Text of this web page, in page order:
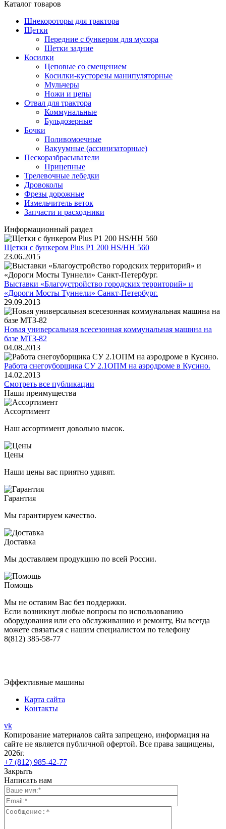
Каталог товаров
Шнекороторы для трактора
Щетки
Передние с бункером для мусора
Щетки задние
Косилки
Цеповые со смещением
Косилки-кусторезы манипуляторные
Мульчеры
Ножи и цепы
Отвал для трактора
Коммунальные
Бульдозерные
Бочки
Поливомоечные
Вакуумные (ассинизаторные)
Пескоразбрасыватели
Прицепные
Трелевочные лебедки
Дровоколы
Фрезы дорожные
Измельчитель веток
Запчасти и расходники
Информационный раздел
Щетки с бункером Plus P1 200 HS/HH 560
23.06.2015
Выставки «Благоустройство городских территорий» и
«Дороги Мосты Туннели» Санкт-Петербург.
29.09.2013
Новая универсальная всесезонная коммунальная машина на
базе МТЗ-82
04.08.2013
Работа снегоуборщика СУ 2.1ОПМ на аэродроме в Кусино.
14.02.2013
Смотреть все публикации
Наши преимущества
Ассортимент
Наш ассортимент довольно высок.
Цены
Наши цены вас приятно удивят.
Гарантия
Мы гарантируем качество.
Доставка
Мы доставляем продукцию по всей России.
Помощь
Мы не оставим Вас без поддержки.
Если возникнут любые вопросы по использованию
оборудования или его обслуживанию и ремонту, Вы всегда
можете связаться с нашим специалистом по телефону
8(812) 385-58-77
Эффективные машины
Карта сайта
Контакты
vk
Копирование материалов сайта запрещено, информация на
сайте не является публичной офертой. Все права защищены,
2026г.
+7 (812) 985-42-77
Закрыть
Написать нам